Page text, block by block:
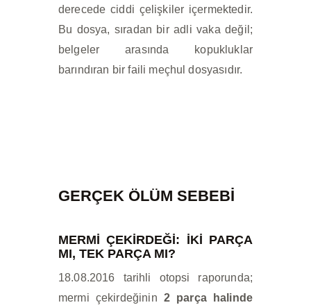
derecede ciddi çelişkiler içermektedir.
Bu dosya, sıradan bir adli vaka değil;
belgeler arasında kopukluklar
barındıran bir faili meçhul dosyasıdır.
GERÇEK ÖLÜM SEBEBİ
MERMİ ÇEKİRDEĞİ: İKİ PARÇA
MI, TEK PARÇA MI?
18.08.2016 tarihli otopsi raporunda;
mermi çekirdeğinin 2 parça halinde